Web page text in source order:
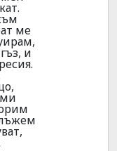
ме
и